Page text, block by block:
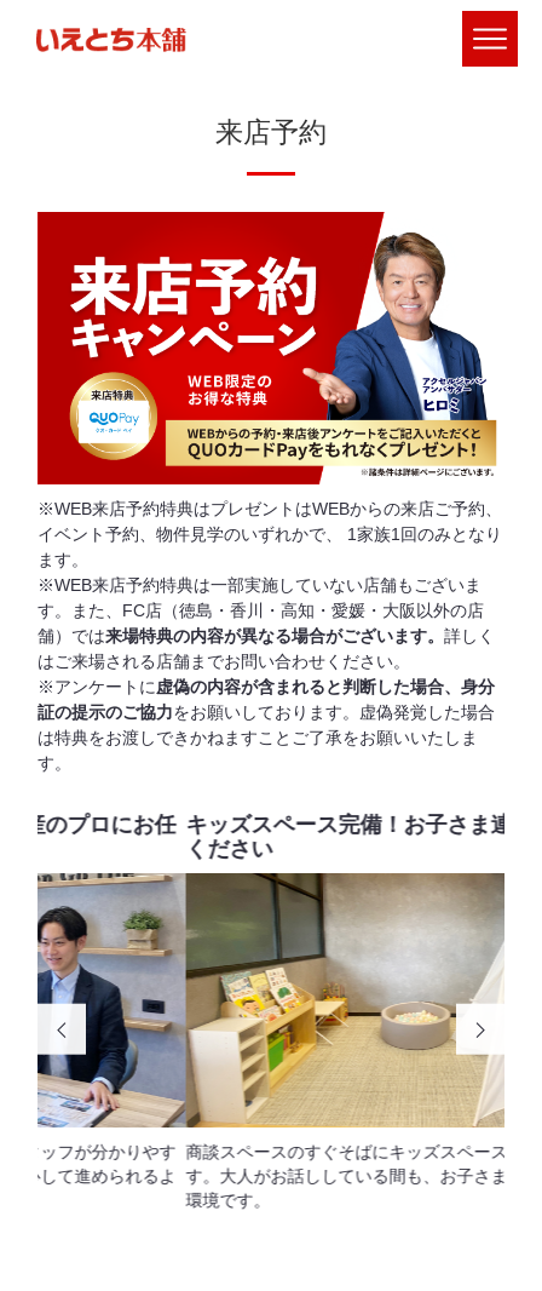
来店予約
WEB来店予約特典はプレゼントはWEBからの来店ご予約、
イベント予約、物件⾒学のいずれかで、
1家族1回のみとなり
ます。
WEB来店予約特典は一部実施していない店舗もございま
す。また、FC店（徳島・⾹川・⾼知・愛媛・⼤阪以外の店
舗）では来場特典の内容が異なる場合がございます。詳しく
はご来場される店舗までお問い合わせください。
アンケートに虚偽の内容が含まれると判断した場合、身分
証の提示のご協力をお願いしております。虚偽発覚した場合
は特典をお渡しできかねますことご了承をお願いいたしま
す。
キッズスペース完備！お子さま連れでもご安心
商談スペースのすぐそばにキッズスペースをご用意していま
す。大人がお話ししている間も、お子さまが安心して遊べる